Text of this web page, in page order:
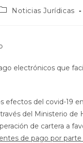
Noticias Jurídicas
electrónicos que
efectos del covid-19
del Ministerio
de cartera a
de pago por